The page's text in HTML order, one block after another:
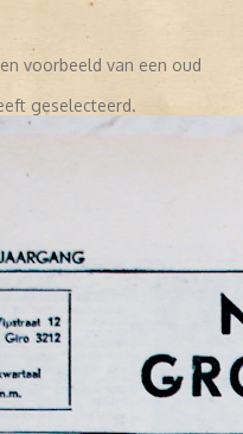
voorbeeld van een oud
geselecteerd.